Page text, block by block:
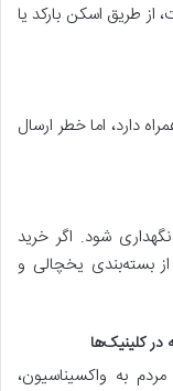
طریق اسکن بارکد یا
دارد، اما خطر ارسال
سانتی‌گراد نگهداری شود. اگر خرید
بسته‌بندی یخچالی و
به واکسیناسیون،